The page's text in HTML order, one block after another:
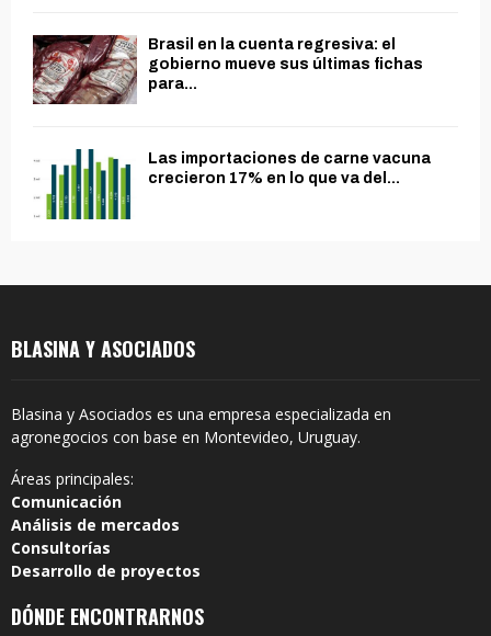
Brasil en la cuenta regresiva: el
gobierno mueve sus últimas fichas
para...
Las importaciones de carne vacuna
crecieron 17% en lo que va del...
BLASINA Y ASOCIADOS
Blasina y Asociados es una empresa especializada en
agronegocios con base en Montevideo, Uruguay.
Áreas principales:
Comunicación
Análisis de mercados
Consultorías
Desarrollo de proyectos
DÓNDE ENCONTRARNOS